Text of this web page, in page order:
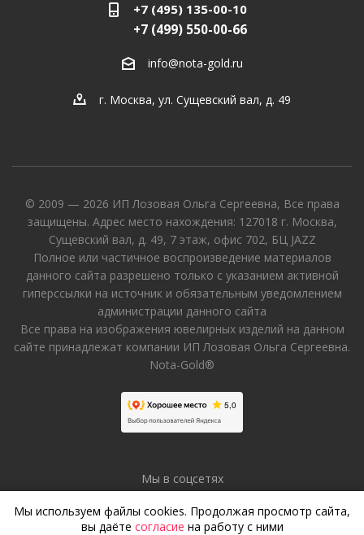
+7 (495) 135-00-10
+7 (499) 550-00-66
info@nota-gold.ru
г. Москва, ул. Сущевский вал, д. 49
© 2009 — 2026 ИП Лозовая Ольга Сергеевна, Все права
защищены. Адрес место нахождения: 127018 г. Москва,
Сущевский вал, д. 49, 7 этаж, офис 702, БЦ JAZZ
Полное или частичное воспроизведение материалов
данного сайта разрешено только с указанием активной
гиперссылки на источник и обязательным уведомлением
администрации данного сайта
Все права на изображения ювелирных изделий на данном
сайте принадлежат компании ИП Лозовая Ольга Сергеевна.
Nota-Gold®
Мы в соцсетях
Мы используем файлы cookies. Продолжая просмотр сайта,
вы даёте согласие на работу с ними